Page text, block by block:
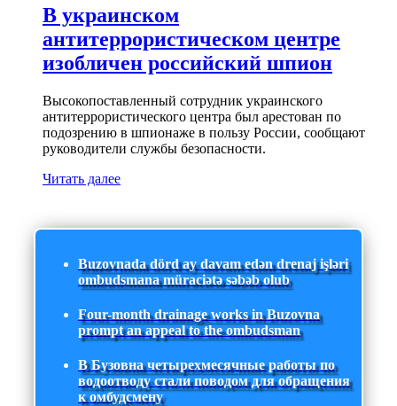
В украинском
антитеррористическом центре
изобличен российский шпион
Высокопоставленный сотрудник украинского
антитеррористического центра был арестован по
подозрению в шпионаже в пользу России, сообщают
руководители службы безопасности.
Читать далее
Buzovnada dörd ay davam edən drenaj işləri
ombudsmana müraciətə səbəb olub
Four-month drainage works in Buzovna
prompt an appeal to the ombudsman
В Бузовна четырехмесячные работы по
водоотводу стали поводом для обращения
к омбудсмену